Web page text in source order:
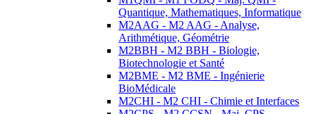
Quantique, Mathematiques, Informatique
M2AAG - M2 AAG - Analyse,
Arithmétique, Géométrie
M2BBH - M2 BBH - Biologie,
Biotechnologie et Santé
M2BME - M2 BME - Ingénierie
BioMédicale
M2CHI - M2 CHI - Chimie et Interfaces